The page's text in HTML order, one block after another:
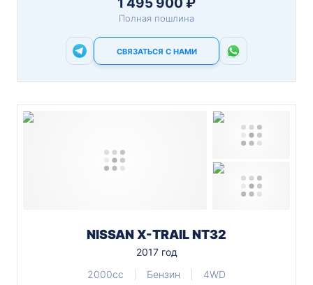
Полная пошлина
СВЯЗАТЬСЯ С НАМИ
NISSAN X-TRAIL NT32
2017 год
2000cc
Бензин 4WD